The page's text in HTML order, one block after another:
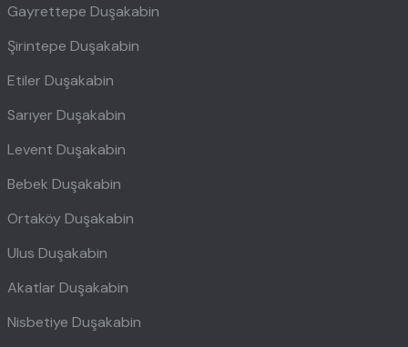
Gayrettepe Duşakabin
Şirintepe Duşakabin
Etiler Duşakabin
Sarıyer Duşakabin
Levent Duşakabin
Bebek Duşakabin
Ortaköy Duşakabin
Ulus Duşakabin
Akatlar Duşakabin
Nisbetiye Duşakabin